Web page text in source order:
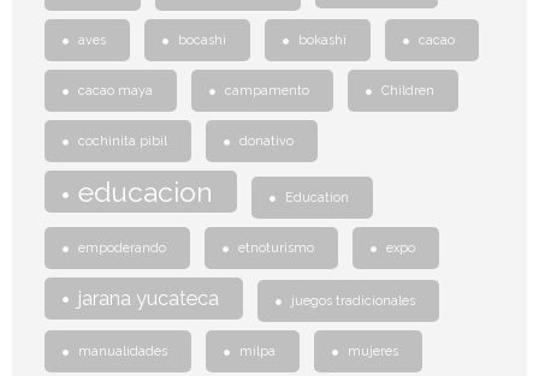
aves bocashi bokashi cacao
cacao maya campamento Children
cochinita pibil donativo
educacion Education
empoderando etnoturismo expo
jarana yucateca juegos tradicionales
manualidades milpa mujeres